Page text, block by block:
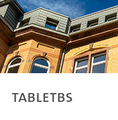
TabletBS